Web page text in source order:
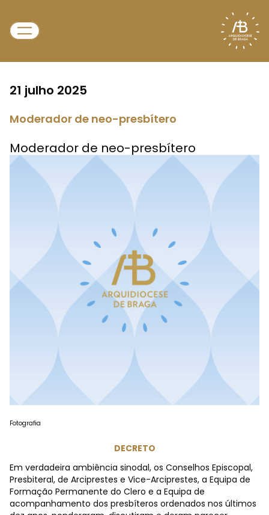
21 julho 2025
Moderador de neo-presbítero
Moderador de neo-presbítero
Fotografia
DECRETO
Em verdadeira ambiência sinodal, os Conselhos Episcopal,
Presbiteral, de Arciprestes e Vice-Arciprestes, a Equipa de
Formação Permanente do Clero e a Equipa de
acompanhamento dos presbíteros ordenados nos últimos